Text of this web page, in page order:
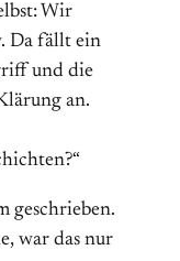
Wir
Da fällt ein
und die
an.
geschrieben.
war das nur